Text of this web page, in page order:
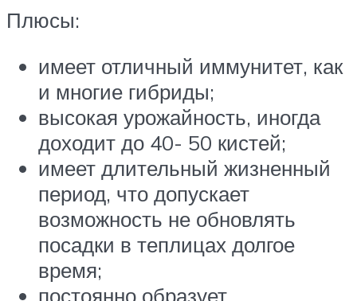
Плюсы:
имеет отличный иммунитет, как
и многие гибриды;
высокая урожайность, иногда
доходит до 40- 50 кистей;
имеет длительный жизненный
период, что допускает
возможность не обновлять
посадки в теплицах долгое
время;
постоянно образует